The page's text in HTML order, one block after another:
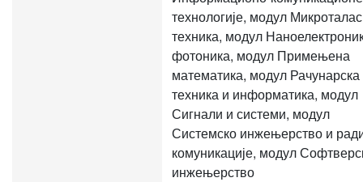
технологије, модул
техника, модул
фотоника, модул Примењена
математика, модул Рачунарска
техника и информатика, модул
Сигнали и системи, модул
Системско инжењерство и
комуникације, модул
инжењерство